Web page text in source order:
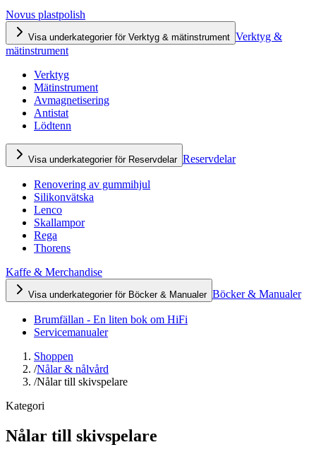
Novus plastpolish
Visa underkategorier för Verktyg & mätinstrument Verktyg &
mätinstrument
Verktyg
Mätinstrument
Avmagnetisering
Antistat
Lödtenn
Visa underkategorier för Reservdelar Reservdelar
Renovering av gummihjul
Silikonvätska
Lenco
Skallampor
Rega
Thorens
Kaffe & Merchandise
Visa underkategorier för Böcker & Manualer Böcker & Manualer
Brumfällan - En liten bok om HiFi
Servicemanualer
Shoppen
/Nålar & nålvård
/Nålar till skivspelare
Kategori
Nålar till skivspelare